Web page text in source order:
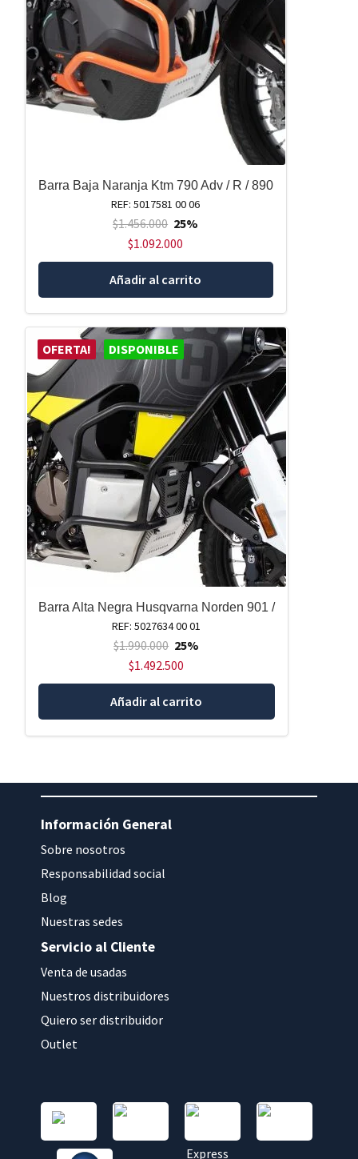
Barra Baja Naranja Ktm 790 Adv / R / 890
REF: 5017581 00 06
$1.456.000 25%
$1.092.000
Añadir al carrito
OFERTA! DISPONIBLE
Barra Alta Negra Husqvarna Norden 901 /
REF: 5027634 00 01
$1.990.000 25%
$1.492.500
Añadir al carrito
Información General
Sobre nosotros
Responsabilidad social
Blog
Nuestras sedes
Servicio al Cliente
Venta de usadas
Nuestros distribuidores
Quiero ser distribuidor
Outlet